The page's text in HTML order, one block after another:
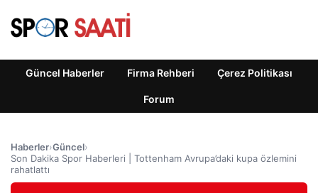
Güncel Haberler Firma Rehberi Çerez Politikası
Forum
Haberler›Güncel›
Son Dakika Spor Haberleri | Tottenham Avrupa’daki kupa özlemini
rahatlattı